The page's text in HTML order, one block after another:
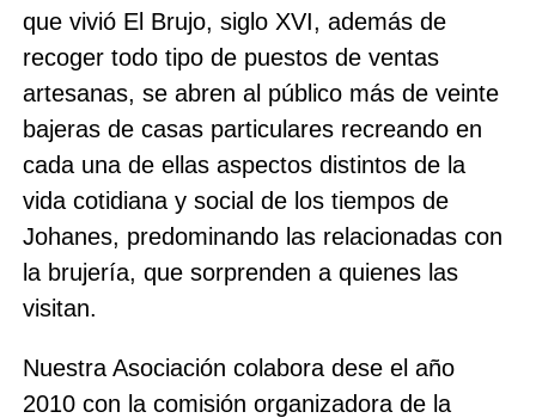
que vivió El Brujo, siglo XVI, además de
recoger todo tipo de puestos de ventas
artesanas, se abren al público más de veinte
bajeras de casas particulares recreando en
cada una de ellas aspectos distintos de la
vida cotidiana y social de los tiempos de
Johanes, predominando las relacionadas con
la brujería, que sorprenden a quienes las
visitan.
Nuestra Asociación colabora dese el año
2010 con la comisión organizadora de la